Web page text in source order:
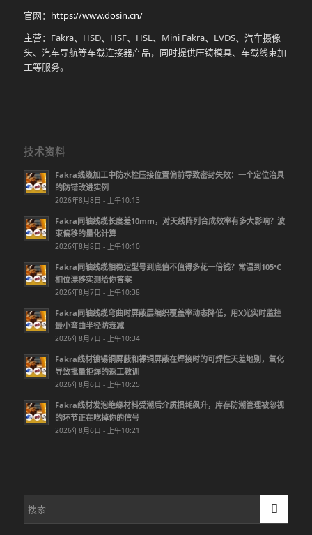
官网： https://www.dosin.cn/
主营：Fakra、HSD、HSF、HSL、Mini Fakra、LVDS、汽车摄像
头、汽车导航等车载连接器产品，同时提供压铸模具、车载线束加
工等服务。
技术资料
Fakra线缆加工中防水栓压接位置偏前导致密封失效：一个定位治具
的防错改进实例
2026年8月8日 - 上午10:13
Fakra同轴线缆长度差10mm，对天线阵列合成效率有多大影响？波
束偏移的量化计算
2026年8月8日 - 上午10:10
Fakra同轴线缆相稳定型号到底值不值得多花一倍钱？常温到105℃
相位漂移实测给你答案
2026年8月7日 - 上午10:38
Fakra同轴线缆弯曲时屏蔽层编织覆盖率动态降低，用X光实时监控
最小弯曲半径防衰减
2026年8月7日 - 上午10:34
Fakra线材镀锡铜屏蔽和裸铜屏蔽在焊接时的可焊性天差地别，氧化
导致批量拒焊的返工教训
2026年8月6日 - 上午10:25
Fakra线材发泡绝缘材料受潮后介质损耗飙升，库存防潮管理被忽视
的环节正在吃掉你的信号
2026年8月6日 - 上午10:21